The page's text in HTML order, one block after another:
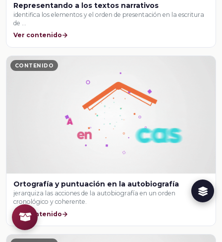
Representando a los textos narrativos
identifica los elementos y el orden de presentación en la escritura
de …
Ver contenido
CONTENIDO
Ortografía y puntuación en la autobiografía
jerarquiza las acciones de la autobiografía en un orden
cronológico y coherente.
Ver contenido